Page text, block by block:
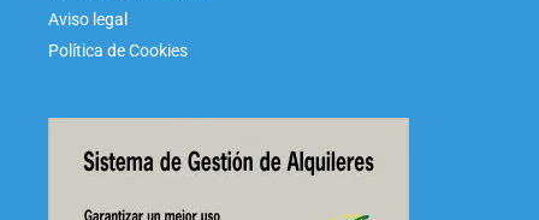
Aviso legal
Política de Cookies